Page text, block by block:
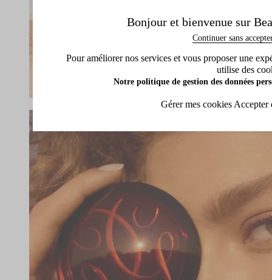
Bonjour et bienvenue sur
Continuer sans
Pour améliorer nos services et vous proposer une
utilise des
Notre politique de gestion des données
Gérer mes cookies Accepter